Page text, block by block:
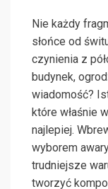
Nie każdy
słońce od
czynienia z
budynek,
wiadomość?
które właśnie
najlepiej.
wyborem
trudniejsze
tworzyć